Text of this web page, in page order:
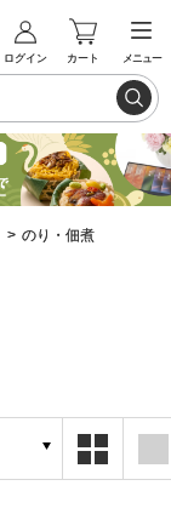
ログイン カート メニュー
のり・佃煮